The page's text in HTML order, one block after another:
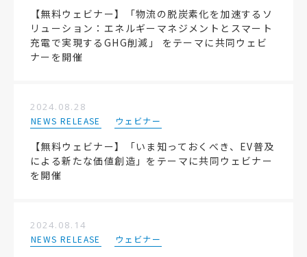
【無料ウェビナー】「物流の脱炭素化を加速するソ
リューション：エネルギーマネジメントとスマート
充電で実現するGHG削減」 をテーマに共同ウェビ
ナーを開催
2024.08.28
NEWS RELEASE ウェビナー
【無料ウェビナー】「いま知っておくべき、EV普及
による新たな価値創造」をテーマに共同ウェビナー
を開催
2024.08.14
NEWS RELEASE ウェビナー